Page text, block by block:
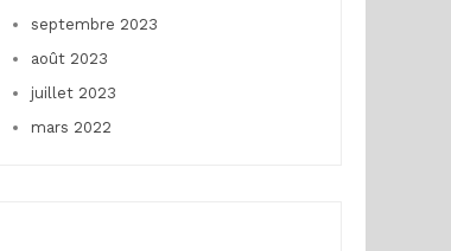
septembre 2023
août 2023
juillet 2023
mars 2022